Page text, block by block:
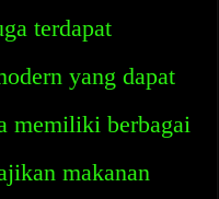
terdapat
yang dapat
memiliki berbagai
makanan